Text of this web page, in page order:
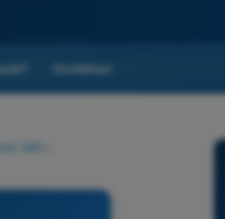
Contattaci
UAS